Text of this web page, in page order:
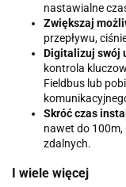
nastawialne
Zwiększaj
przepływu,
Digitalizuj swój
kontrola
Fieldbus lub
Skróć czas
nawet do 100m,
zdalnych.
I wiele więcej